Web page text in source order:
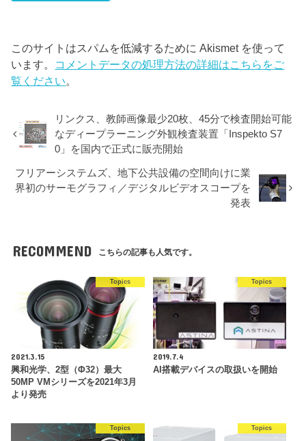
このサイトはスパムを低減するために Akismet を使って
います。 コメントデータの処理方法の詳細はこちらをご
覧ください。
リンクス、教師画像最少20枚、45分で検査開始可能
なディープラーニング外観検査装置「Inspekto S7
0」を国内で正式に販売開始
フリアーシステムズ、地下公共設備の空間向けに業
界初のサーモグラフィ／デジタルビデオスコープを
発表
RECOMMEND こちらの記事も人気です。
Topics
2021.3.15
興和光学、2型（Φ32）最大
50MP VMシリーズを2021年3月
より発売
Topics
2019.7.4
AI搭載デバイスの取扱いを開始
Topics Topics